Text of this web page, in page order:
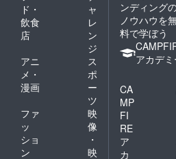
ド・
飲食
店
ャ
レ
ン
ジ
アニ
メ・
漫画
ス
ポ
ー
ツ
ファ
ッ
ショ
ン
映
像
・
映
ンディング
ノウハウを
料で学ぼう
アカデミ
CA
MP
FI
RE
ア
カ